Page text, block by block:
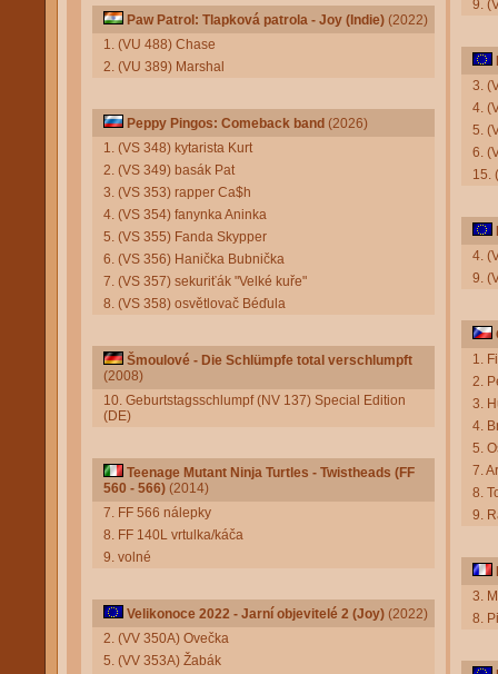
Paw Patrol: Tlapková patrola - Joy (Indie) (2022)
1. (VU 488) Chase
2. (VU 389) Marshal
Peppy Pingos: Comeback band (2026)
1. (VS 348) kytarista Kurt
2. (VS 349) basák Pat
3. (VS 353) rapper Ca$h
4. (VS 354) fanynka Aninka
5. (VS 355) Fanda Skypper
6. (VS 356) Hanička Bubnička
7. (VS 357) sekuriťák "Velké kuře"
8. (VS 358) osvětlovač Béďula
Šmoulové - Die Schlümpfe total verschlumpft
(2008)
10. Geburtstagsschlumpf (NV 137) Special Edition
(DE)
Teenage Mutant Ninja Turtles - Twistheads (FF
560 - 566) (2014)
7. FF 566 nálepky
8. FF 140L vrtulka/káča
9. volné
Velikonoce 2022 - Jarní objevitelé 2 (Joy) (2022)
2. (VV 350A) Ovečka
5. (VV 353A) Žabák
9.
3.
4.
5.
6.
15.
4.
9.
1.
2.
3.
4.
5.
7.
8.
9.
3.
8.